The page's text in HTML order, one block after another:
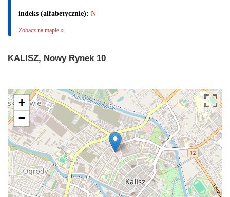
indeks (alfabetycznie): N
Zobacz na mapie »
KALISZ, Nowy Rynek 10
+
−